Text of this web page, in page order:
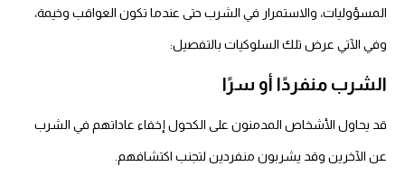
المسؤوليات، والاستمرار في الشرب حتى عندما تكون العواقب وخيمة،
وفي الآتي عرض تلك السلوكيات بالتفصيل:
الشرب منفردًا أو سرًا
قد يحاول الأشخاص المدمنون على الكحول إخفاء عاداتهم في الشرب
عن الآخرين وقد يشربون منفردين لتجنب اكتشافهم.